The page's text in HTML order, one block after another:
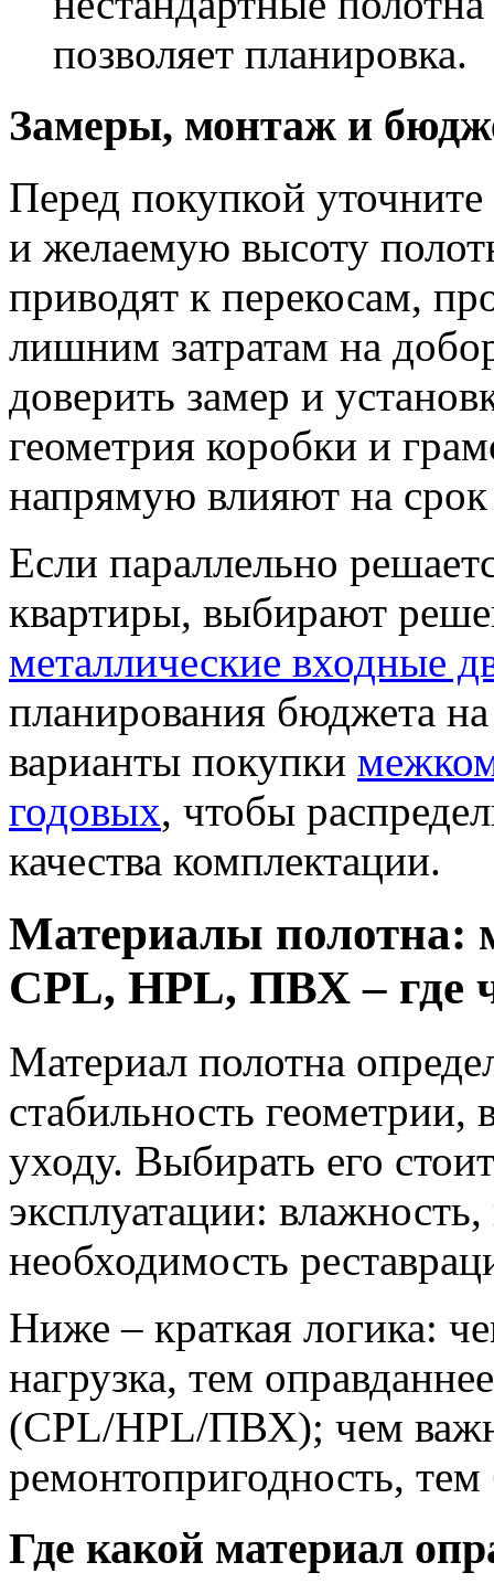
позволяет планировка.
Замеры, монтаж и
Перед покупкой
и желаемую высоту
приводят к перекосам,
лишним затратам на
доверить замер и
геометрия коробки и
напрямую влияют на
Если параллельно
квартиры, выбирают
металлические входные
планирования бюджета
варианты покупки
годовых, чтобы
качества комплектации.
Материалы полотна:
CPL, HPL, ПВХ – где
Материал полотна
стабильность
уходу. Выбирать его
эксплуатации:
необходимость
Ниже – краткая логика:
нагрузка, тем
(CPL/HPL/ПВХ); чем
ремонтопригодность,
Где какой материал